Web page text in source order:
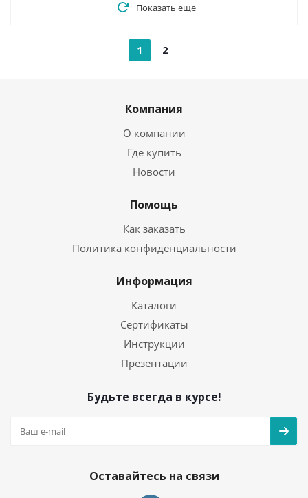
Показать еще
1 2
Компания
О компании
Где купить
Новости
Помощь
Как заказать
Политика конфиденциальности
Информация
Каталоги
Сертификаты
Инструкции
Презентации
Будьте всегда в курсе!
Оставайтесь на связи